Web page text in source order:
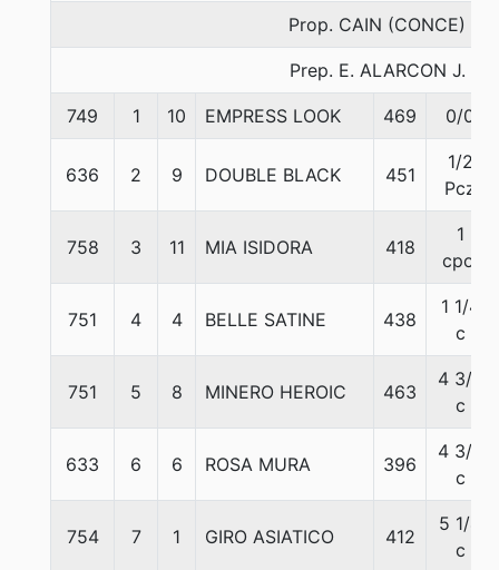
Prop. CAIN (CONCE)
Prep. E. ALARCON J.
749 1 10 EMPRESS LOOK 469 0/0
636 2 9 DOUBLE BLACK 451
1/2
Pcz
758 3 11 MIA ISIDORA 418
1
cpo.
751 4 4 BELLE SATINE 438
1 1/4
c
751 5 8 MINERO HEROIC 463
4 3/4
c
633 6 6 ROSA MURA 396
4 3/4
c
754 7 1 GIRO ASIATICO 412
5 1/4
c